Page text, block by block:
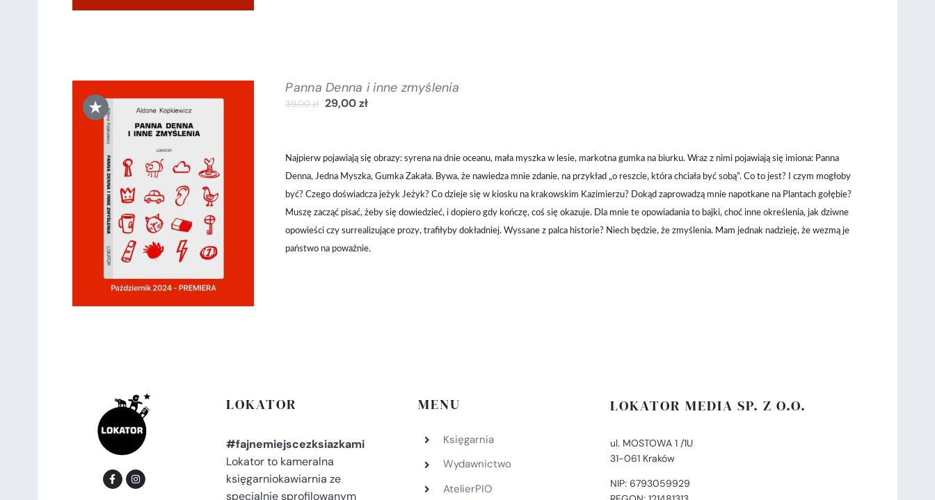
★
DODAJ DO KOSZYKA
/
SZCZEGÓŁY
Panna Denna i inne zmyślenia
39,00zł 29,00zł
Najpierw pojawiają się obrazy: syrena na dnie oceanu, mała myszka w lesie, markotna gumka na biurku. Wraz z nimi pojawiają się imiona: Panna
Denna, Jedna Myszka, Gumka Zakała. Bywa, że nawiedza mnie zdanie, na przykład „o reszcie, która chciała być sobą”. Co to jest? I czym mogłoby
być? Czego doświadcza jeżyk Jeżyk? Co dzieje się w kiosku na krakowskim Kazimierzu? Dokąd zaprowadzą mnie napotkane na Plantach gołębie?
Muszę zacząć pisać, żeby się dowiedzieć, i dopiero gdy kończę, coś się okazuje. Dla mnie te opowiadania to bajki, choć inne określenia, jak dziwne
opowieści czy surrealizujące prozy, trafiłyby dokładniej. Wyssane z palca historie? Niech będzie, że zmyślenia. Mam jednak nadzieję, że wezmą je
państwo na poważnie.
LOKATOR
#fajnemiejscezksiazkami
Lokator to kameralna
księgarniokawiarnia ze
specjalnie sprofilowanym
MENU
Księgarnia
Wydawnictwo
AtelierPIO
LOKATOR MEDIA SP. Z O.O.
ul. MOSTOWA 1 /1U
31-061 Kraków
NIP: 6793059929